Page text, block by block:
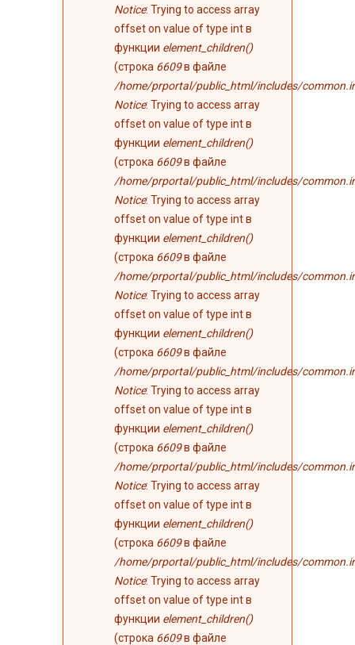
Notice: Trying to access array
offset on value of type int в
функции element_children()
(строка 6609в файле
/home/prportal/public_html/includes/
Notice: Trying to access array
offset on value of type int в
функции element_children()
(строка 6609в файле
/home/prportal/public_html/includes/
Notice: Trying to access array
offset on value of type int в
функции element_children()
(строка 6609в файле
/home/prportal/public_html/includes/
Notice: Trying to access array
offset on value of type int в
функции element_children()
(строка 6609в файле
/home/prportal/public_html/includes/
Notice: Trying to access array
offset on value of type int в
функции element_children()
(строка 6609в файле
/home/prportal/public_html/includes/
Notice: Trying to access array
offset on value of type int в
функции element_children()
(строка 6609в файле
/home/prportal/public_html/includes/
Notice: Trying to access array
offset on value of type int в
функции element_children()
(строка 6609в файле